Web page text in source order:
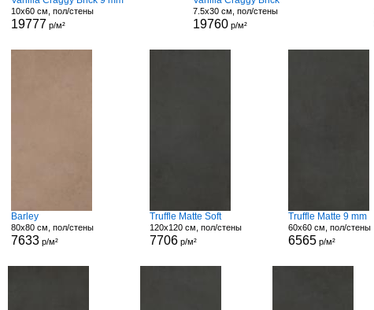
10x60 см, пол/стены
19777 р/м²
7.5x30 см, пол/стены
19760 р/м²
Barley
80x80 см, пол/стены
7633 р/м²
Truffle Matte Soft
120x120 см, пол/стены
7706 р/м²
Truffle Matte 9 mm
60x60 см, пол/стены
6565 р/м²